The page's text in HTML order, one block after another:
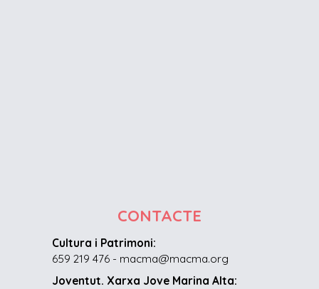
CONTACTE
Cultura i Patrimoni:
659 219 476 - macma@macma.org
Joventut. Xarxa Jove Marina Alta: